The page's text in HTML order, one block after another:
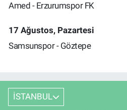
Amed - Erzurumspor FK
17 Ağustos, Pazartesi
Samsunspor - Göztepe
İSTANBUL